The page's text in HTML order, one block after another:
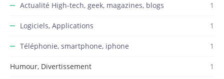
Actualité High-tech, geek, magazines, blogs 1
Logiciels, Applications 1
Téléphonie, smartphone, iphone 1
Humour, Divertissement 1